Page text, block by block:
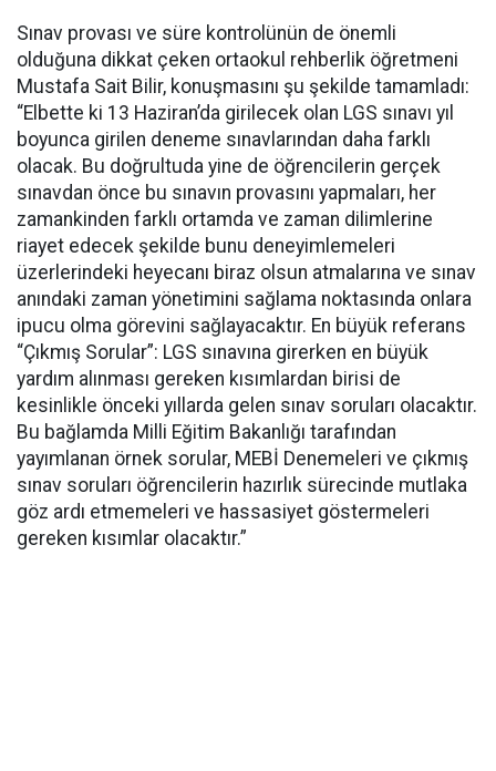
Sınav provası ve süre kontrolünün de önemli
olduğuna dikkat çeken ortaokul rehberlik öğretmeni
Mustafa Sait Bilir, konuşmasını şu şekilde tamamladı:
“Elbette ki 13 Haziran’da girilecek olan LGS sınavı yıl
boyunca girilen deneme sınavlarından daha farklı
olacak. Bu doğrultuda yine de öğrencilerin gerçek
sınavdan önce bu sınavın provasını yapmaları, her
zamankinden farklı ortamda ve zaman dilimlerine
riayet edecek şekilde bunu deneyimlemeleri
üzerlerindeki heyecanı biraz olsun atmalarına ve sınav
anındaki zaman yönetimini sağlama noktasında onlara
ipucu olma görevini sağlayacaktır. En büyük referans
“Çıkmış Sorular”: LGS sınavına girerken en büyük
yardım alınması gereken kısımlardan birisi de
kesinlikle önceki yıllarda gelen sınav soruları olacaktır.
Bu bağlamda Milli Eğitim Bakanlığı tarafından
yayımlanan örnek sorular, MEBİ Denemeleri ve çıkmış
sınav soruları öğrencilerin hazırlık sürecinde mutlaka
göz ardı etmemeleri ve hassasiyet göstermeleri
gereken kısımlar olacaktır.”